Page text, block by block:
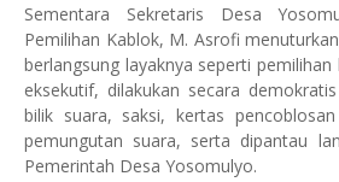
Sementara Sekretaris Desa
Pemilihan Kablok, M. Asrofi
berlangsung layaknya seperti
eksekutif, dilakukan secara
bilik suara, saksi, kertas
pemungutan suara, serta dipantau
Pemerintah Desa Yosomulyo.